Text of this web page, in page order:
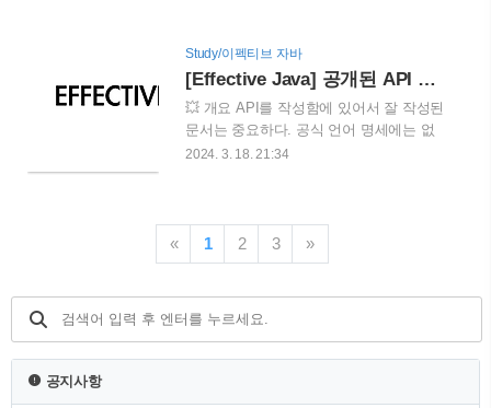
의 격차는 크다. 라는 얘기를 듣고 내가 면
접에서도 몇번이나 미끄러졌다고 생각하
는 약점인 인프라와 클라우드에..
한 상태일 것이며, 두 가지 심각한 오류로
이어질 수 있다. ⚠️ 자바독 기본 옵션 생성
API 문서는 synchronized가 포함되지 않는
다.메서드 선언에 synchronized 한정자를
선언할지는 구현 이슈일 뿐 API에 속하지
않는다.멀티 스레드 환경에서도 API를 안
한다. 일반적인 경우 스레드 안전성이 높
은 순서는 아래와 같다.불변(immutable) :
이 클래스의 인스턴스는 마..
Study/이펙티브 자바
[Effective Java] 공개된 API 요소에는 항상 문서화 주석을 작성하라
💥 개요 API를 작성함에 있어서 잘 작성된
문서는 중요하다. 공식 언어 명세에는 없
지만 자바 프로그래머라면 알아야하는 업
https://www.oracle.com/technical-
resources/articles/java/javadoc-tool.html
document describes the style guide, tag
2024. 3. 18. 21:34
« 1 2 3 »
공지사항